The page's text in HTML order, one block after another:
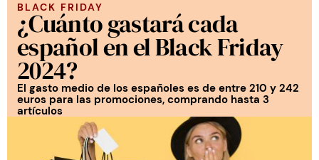
BLACK FRIDAY
¿Cuánto gastará cada
español en el Black Friday
2024?
El gasto medio de los españoles es de entre 210 y 242
euros para las promociones, comprando hasta 3
artículos